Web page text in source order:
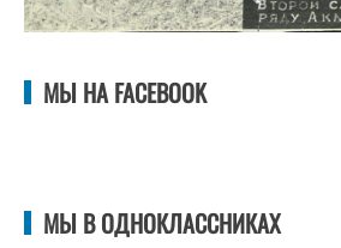
МЫ НА FACEBOOK
МЫ В ОДНОКЛАССНИКАХ